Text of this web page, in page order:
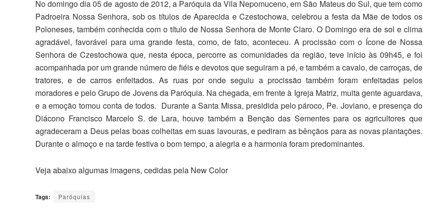
No domingo dia 05 de agosto de 2012, a Paróquia da Vila Nepomuceno, em São Mateus do Sul, que tem como
Padroeira Nossa Senhora, sob os títulos de Aparecida e Czestochowa, celebrou a festa da Mãe de todos os
Poloneses, também conhecida com o título de Nossa Senhora de Monte Claro. O Domingo era de sol e clima
agradável, favorável para uma grande festa, como, de fato, aconteceu. A procissão com o Ícone de Nossa
Senhora de Czestochowa que, nesta época, percorre as comunidades da região, teve início às 09h45, e foi
acompanhada por um grande número de fiéis e devotos que seguiram a pé, e também a cavalo, de carroças, de
tratores, e de carros enfeitados. As ruas por onde seguiu a procissão também foram enfeitadas pelos
moradores e pelo Grupo de Jovens da Paróquia. Na chegada, em frente à Igreja Matriz, muita gente aguardava,
e a emoção tomou conta de todos. Durante a Santa Missa, presidida pelo pároco, Pe. Joviano, e presença do
Diácono Francisco Marcelo S. de Lara, houve também a Benção das Sementes para os agricultores que
agradeceram a Deus pelas boas colheitas em suas lavouras, e pediram as bênçãos para as novas plantações.
Durante o almoço e na tarde festiva o bom tempo, a alegria e a harmonia foram predominantes.
Veja abaixo algumas imagens, cedidas pela New Color
Tags: Paróquias